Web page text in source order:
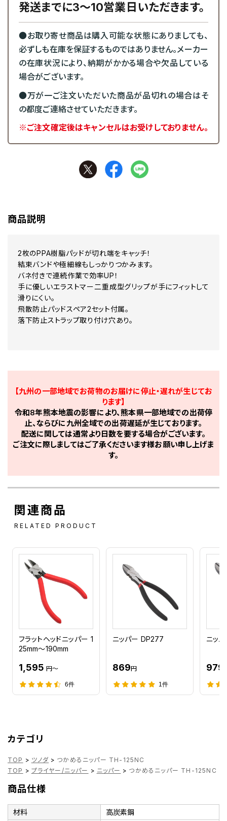
発送までに3～10営業日いただきます。
●お取り寄せ商品は購入可能な状態にありましても、
必ずしも在庫を保証するものではありません。メーカー
の在庫状況により、納期がかかる場合や欠品している
場合がございます。
●万が一ご注文いただいた商品が品切れの場合はそ
の都度ご連絡させていただきます。
※ご注文確定後はキャンセルはお受けしておりません。
商品説明
2枚のPPA樹脂パッドが切れ端をキャッチ！
結束バンドや極細線もしっかりつかみます。
バネ付きで連続作業で効率UP！
手に優しいエラストマー二重成型グリップが手にフィットして
滑りにくい。
飛散防止パッドスペア2セット付属。
落下防止ストラップ取り付け穴あり。
【九州の一部地域でお荷物のお届けに停止・遅れが生じてお
ります】
令和8年熊本地震の影響により、熊本県一部地域での出荷停
止、ならびに九州全域での出荷遅延が生じております。
配送に関しては通常より日数を要する場合がございます。
ご注文に際しましてはご了承くださいます様お願い申し上げま
す。
関連商品
RELATED PRODUCT
フラットヘッドニッパー 1
25mm～190mm
1,595 円～
6件
ニッパー DP277
869円
1件
ニッ
979
カテゴリ
TOP > ツノダ > つかめるニッパー TH-125NC
TOP > プライヤー/ニッパー > ニッパー > つかめるニッパー TH-125NC
商品仕様
材料 高炭素鋼